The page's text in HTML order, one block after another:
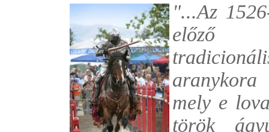
"...Az
előző
aranykora
mely e
török